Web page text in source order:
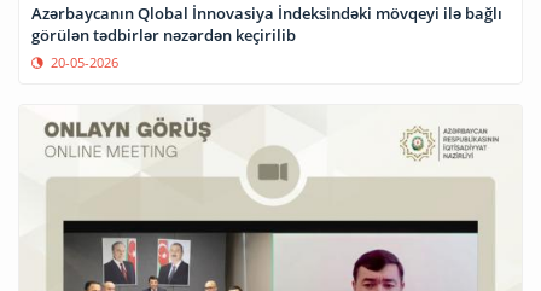
Azərbaycanın Qlobal İnnovasiya İndeksindəki mövqeyi ilə bağlı
görülən tədbirlər nəzərdən keçirilib
20-05-2026